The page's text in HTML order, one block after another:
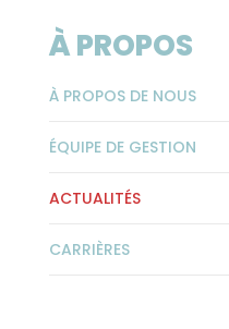
À PROPOS
À PROPOS DE NOUS
ÉQUIPE DE GESTION
ACTUALITÉS
CARRIÈRES